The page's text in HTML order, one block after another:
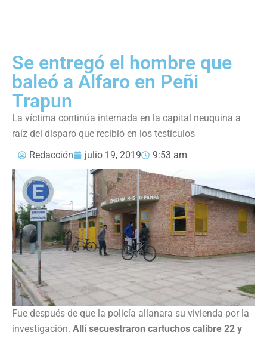
Se entregó el hombre que
baleó a Alfaro en Peñi
Trapun
La víctima continúa internada en la capital neuquina a
raíz del disparo que recibió en los testículos
Redacción
julio 19, 2019 9:53 am
Fue después de que la policía allanara su vivienda por la
investigación. Allí secuestraron cartuchos calibre 22 y